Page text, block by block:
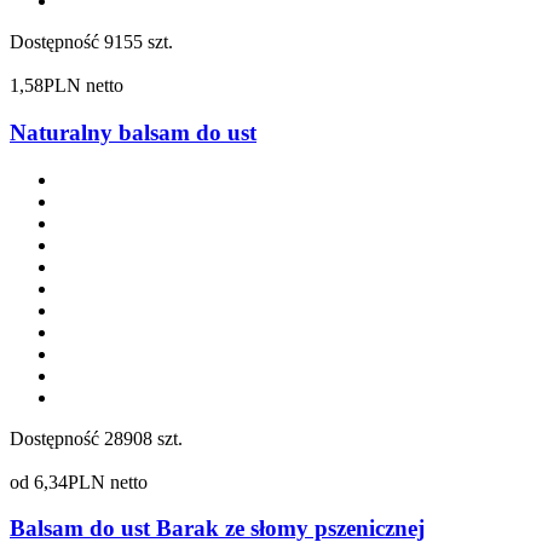
Dostępność 9155 szt.
1,58PLN netto
Naturalny balsam do ust
Dostępność 28908 szt.
od 6,34PLN netto
Balsam do ust Barak ze słomy pszenicznej